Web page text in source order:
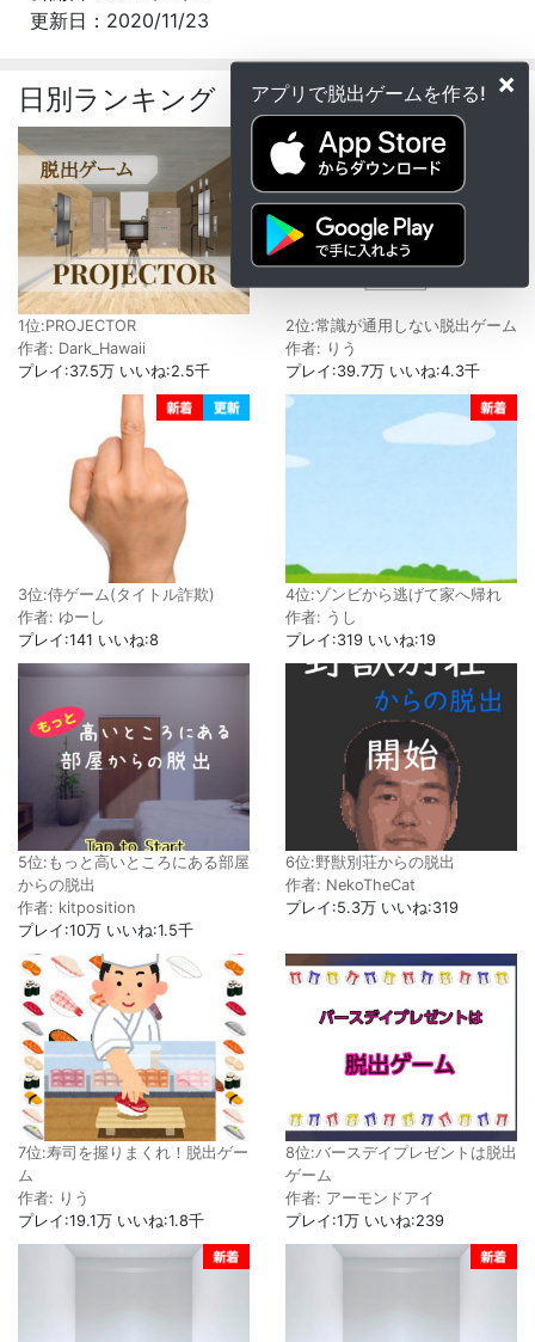
×
アプリで脱出ゲームを作る!
更新日：2020/11/23
日別ランキング
1位:PROJECTOR
作者: Dark_Hawaii
プレイ:37.5万 いいね:2.5千
2位:常識が通用しない脱出ゲーム
作者: りう
プレイ:39.7万 いいね:4.3千
3位:侍ゲーム(タイトル詐欺)
作者: ゆーし
プレイ:141 いいね:8
4位:ゾンビから逃げて家へ帰れ
作者: うし
プレイ:319 いいね:19
5位:もっと高いところにある部屋
からの脱出
作者: kitposition
プレイ:10万 いいね:1.5千
6位:野獣別荘からの脱出
作者: NekoTheCat
プレイ:5.3万 いいね:319
7位:寿司を握りまくれ！脱出ゲー
ム
作者: りう
プレイ:19.1万 いいね:1.8千
8位:バースデイプレゼントは脱出
ゲーム
作者: アーモンドアイ
プレイ:1万 いいね:239